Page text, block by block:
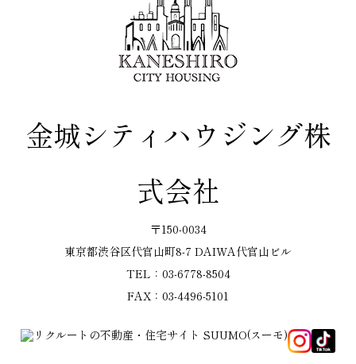
金城シティハウジング株
式会社
〒150-0034
東京都渋谷区代官山町8-7 DAIWA代官山ビル
TEL：03-6778-8504
FAX：03-4496-5101